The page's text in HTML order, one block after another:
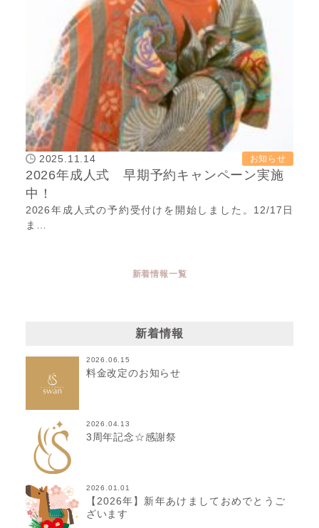
2025.11.14 お知らせ
2026年成人式 早期予約キャンペーン実施
中！
2026年成人式の予約受付けを開始しました。12/17日
ま…
新着情報一覧
新着情報
2026.06.15
料金改定のお知らせ
2026.04.13
3周年記念☆感謝祭
2026.01.01
【2026年】新年あけましておめでとうご
ざいます